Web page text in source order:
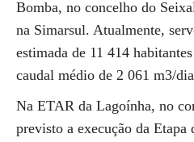
Bomba, no concelho do
na Simarsul. Atualmente,
estimada de 11 414
caudal médio de 2 061 m3/
Na ETAR da Lagoínha, no
previsto a execução da Etapa